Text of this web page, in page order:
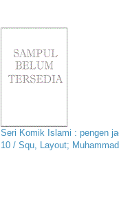
Seri Komik Islami : pengen
10 / Squ, Layout;